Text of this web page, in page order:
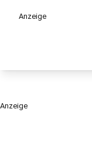
Anzeige
Anzeige